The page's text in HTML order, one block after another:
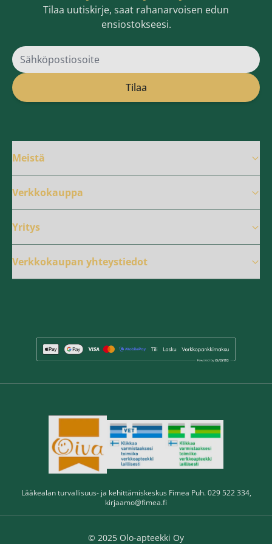
Tilaa uutiskirje, saat rahanarvoisen edun
ensiostokseesi.
Sähköpostiosoite
Tilaa
Meistä
Verkkokauppa
Yritys
Verkkokaupan yhteystiedot
Lääkealan turvallisuus- ja kehittämiskeskus Fimea Puh. 029 522 334,
kirjaamo@fimea.fi
© 2025 Olo-apteekki Oy